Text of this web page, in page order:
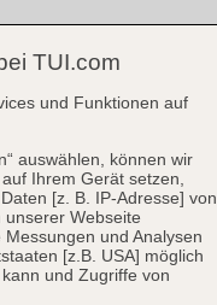
TUI.com
und Funktionen auf
auswählen, können wir
Ihrem Gerät setzen,
[z. B. IP-Adresse] von
Webseite
und Analysen
[z.B. USA] möglich
und Zugriffe von